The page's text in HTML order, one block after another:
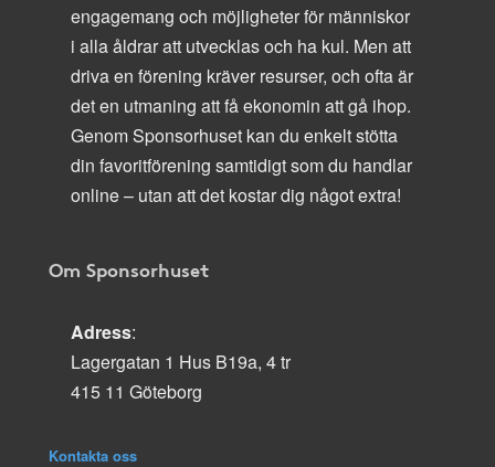
engagemang och möjligheter för människor
i alla åldrar att utvecklas och ha kul. Men att
driva en förening kräver resurser, och ofta är
det en utmaning att få ekonomin att gå ihop.
Genom Sponsorhuset kan du enkelt stötta
din favoritförening samtidigt som du handlar
online – utan att det kostar dig något extra!
Om Sponsorhuset
Adress:
Lagergatan 1 Hus B19a, 4 tr
415 11 Göteborg
Kontakta oss